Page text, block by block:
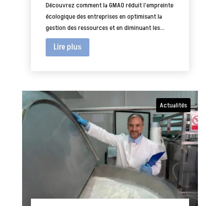
Découvrez comment la GMAO réduit l’empreinte
écologique des entreprises en optimisant la
gestion des ressources et en diminuant les...
Lire plus
Actualités